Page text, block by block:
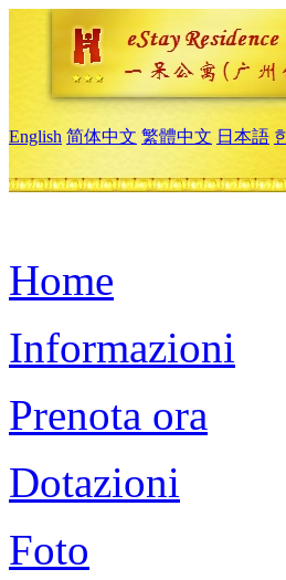
English 简体中文 繁體中文 日本語
Home
Informazioni
Prenota ora
Dotazioni
Foto